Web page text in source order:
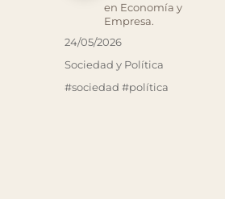
Publicado
24/05/2026
Categorías
Sociedad y Política
Etiquetas
#sociedad #política